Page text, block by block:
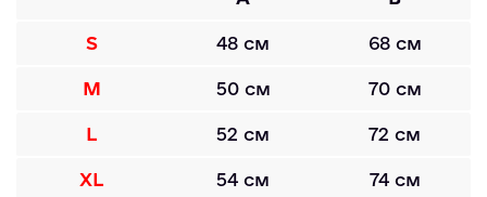
S 48 см 68 см
M 50 см 70 см
L 52 см 72 см
XL 54 см 74 см